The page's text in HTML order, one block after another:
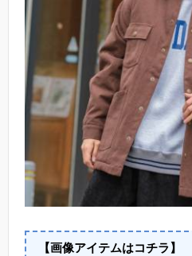
【画像アイテムはコチラ】